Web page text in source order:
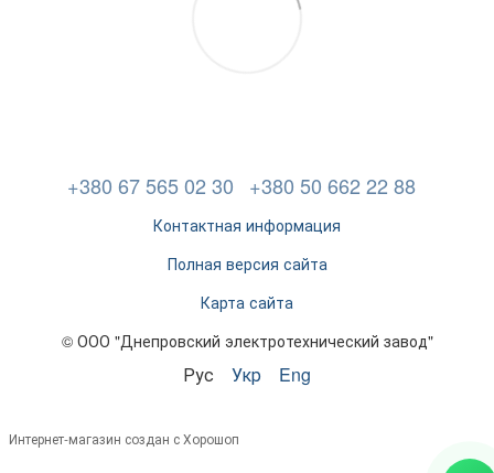
+380 67 565 02 30 +380 50 662 22 88
Контактная информация
Полная версия сайта
Карта сайта
© ООО "Днепровский электротехнический завод"
Рус Укр Eng
Интернет-магазин создан с Хорошоп